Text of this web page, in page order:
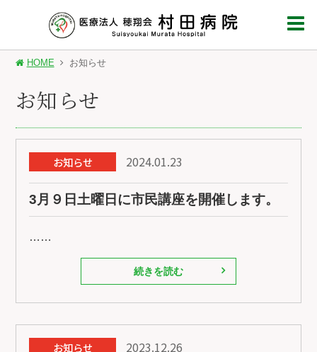
HOME お知らせ
お知らせ
お知らせ 2024.01.23
3月９日土曜日に市民講座を開催します。
……
続きを読む
お知らせ 2023.12.26